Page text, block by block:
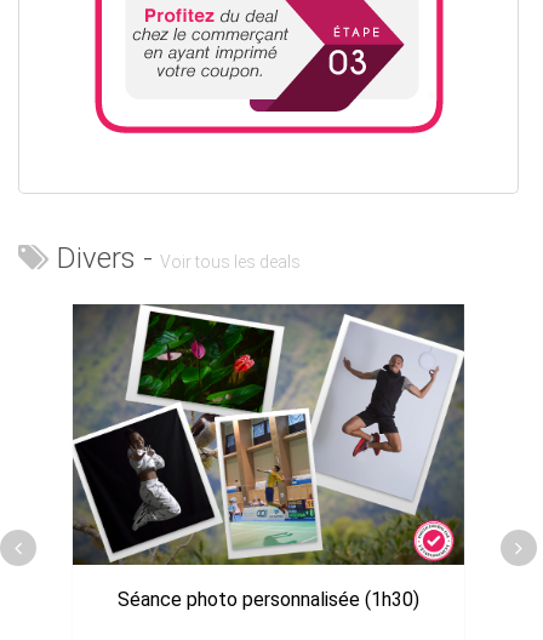
Divers - Voir tous les deals
Séance photo personnalisée (1h30)